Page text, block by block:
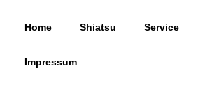
Home Shiatsu Service
Impressum